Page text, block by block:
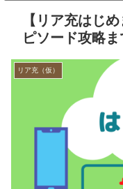
【リア充はじ
ピソード攻略
リア充（仮）